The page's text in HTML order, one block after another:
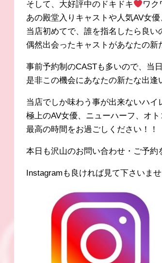
そして、大好評中のドキドキ
ワク
あの殿堂入りキャストや人気AV女
当店初めてで、誰を指名したら良い
偶然出会ったキャストがあなたの新
事前予約制のCASTも多いので、当
是非この機会にあなたの新たな出
当店でしか味わう事が出来ないハイ
極上のAV女優、ニューハーフ、オ
最高の時間をお過ごしください！！
本日も沢山のお問い合わせ・ご予約
Instagramも良ければ見て下さいませ